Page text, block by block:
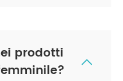
prodotti
